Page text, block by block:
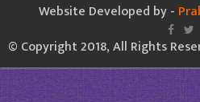
Website Developed by -
© Copyright 2018, All Rights